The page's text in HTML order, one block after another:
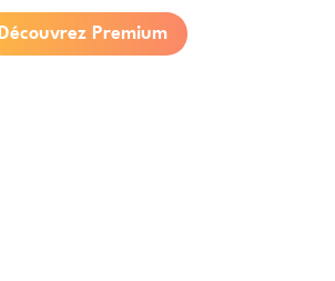
Découvrez Premium